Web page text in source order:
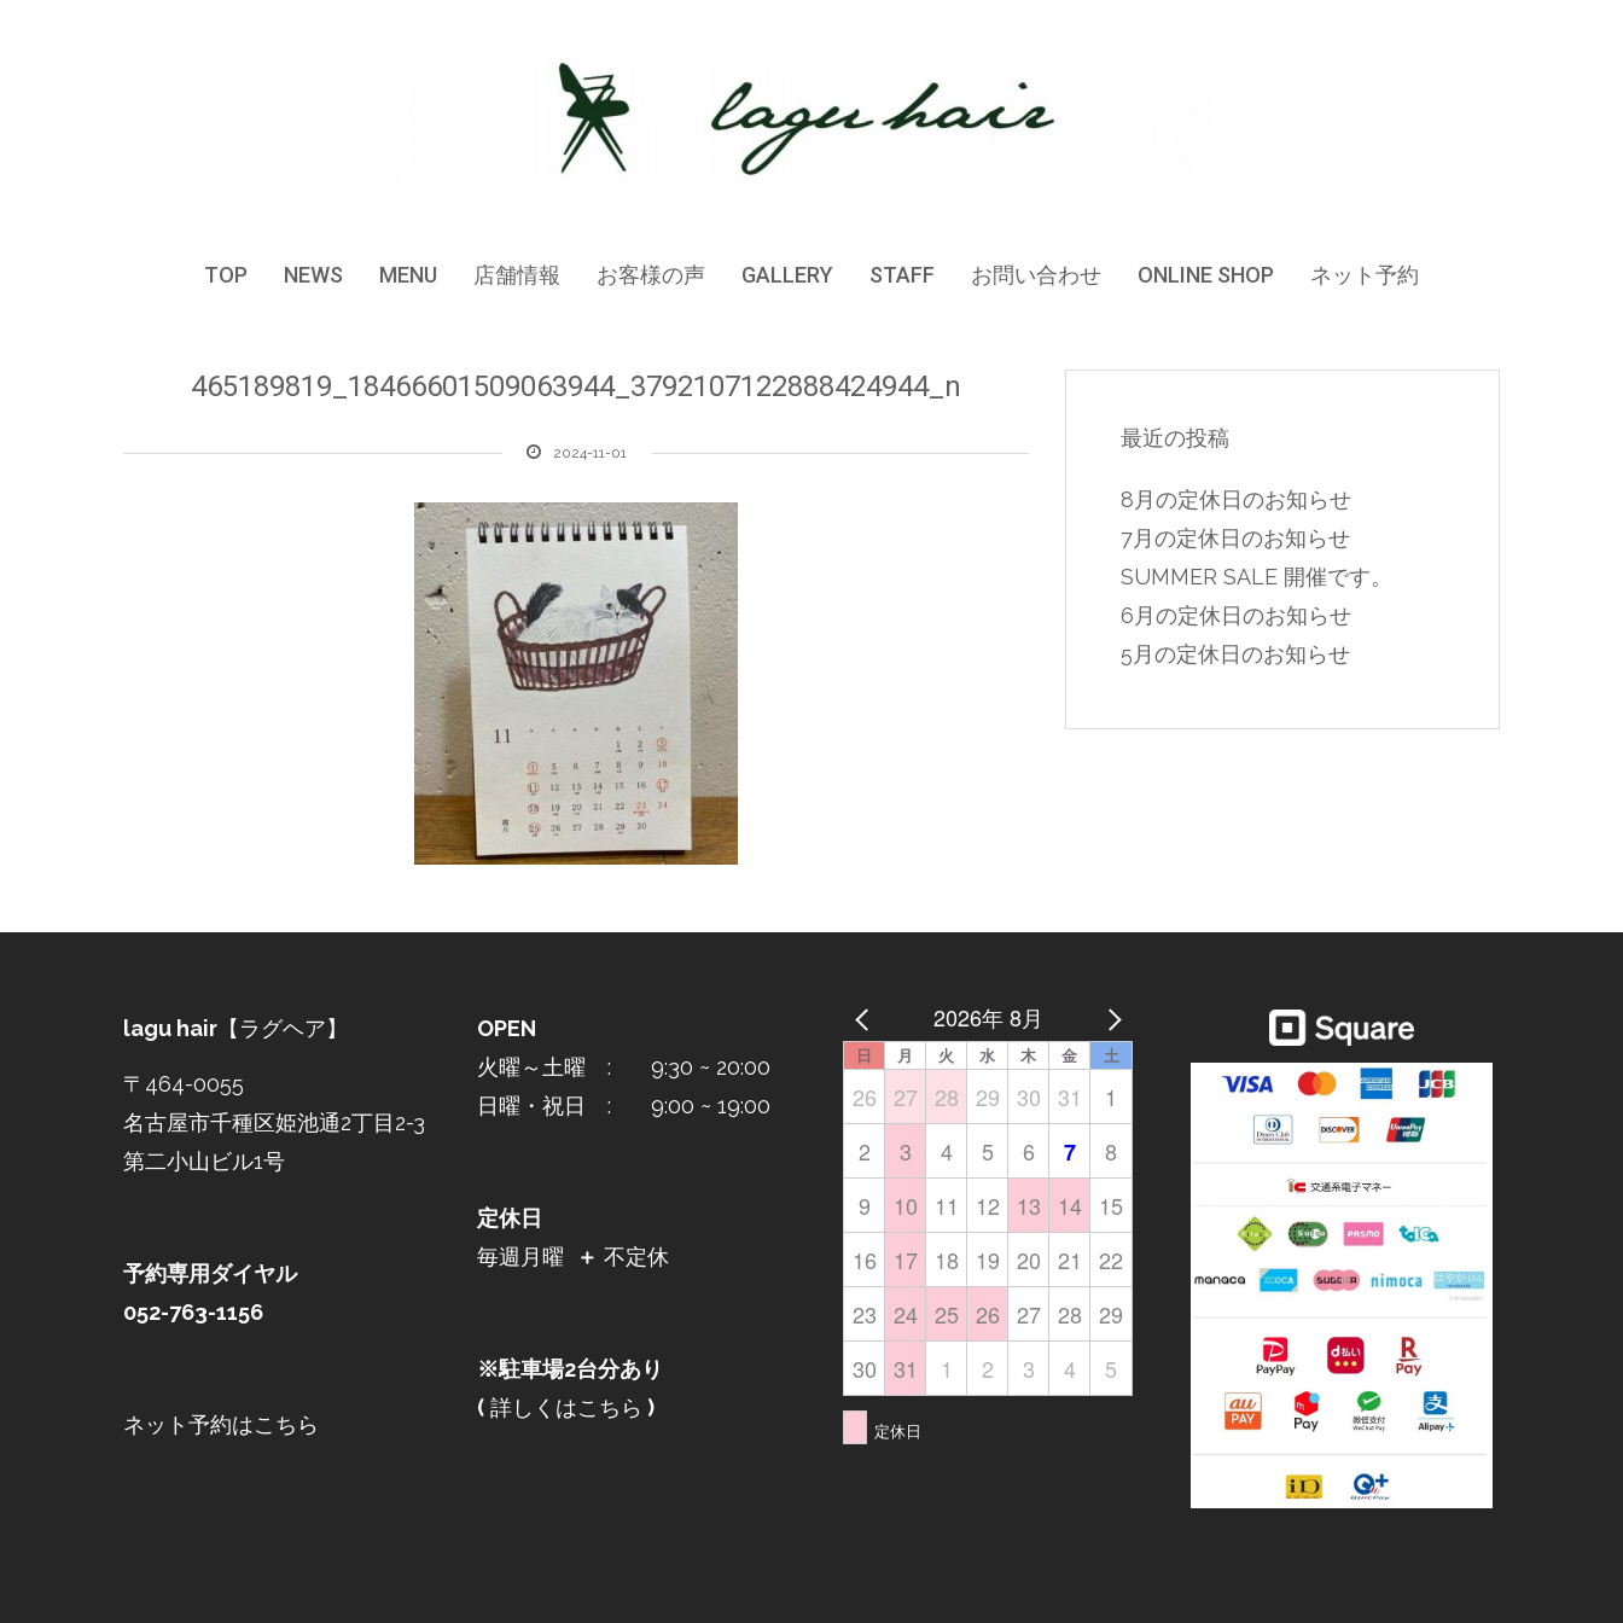
TOP NEWS MENU 店舗情報 お客様の声 GALLERY STAFF お問い合わせ ONLINE SHOP ネット予約
465189819_18466601509063944_3792107122888424944_n
2024-11-01
最近の投稿
8月の定休日のお知らせ
7月の定休日のお知らせ
SUMMER SALE 開催です。
6月の定休日のお知らせ
5月の定休日のお知らせ
lagu hair 【ラグヘア】
〒464-0055
名古屋市千種区姫池通2丁目2-3
第二小山ビル1号
予約専用ダイヤル
052-763-1156
ネット予約はこちら
OPEN
火曜～土曜 : 9:30 ~ 20:00
日曜・祝日 : 9:00 ~ 19:00
定休日
毎週月曜
＋ 不定休
※駐車場2台分あり
(詳しくはこちら )
2026年 8月
日 月 火 水 木 金 土
26 27 28 29 30 31
1
2
3 4 5 6 7
8
9
10 11 12 13 14
15
16
17 18 19 20 21
22
23 24 25 26 27 28 29
30 31 1 2 3 4 5
定休日